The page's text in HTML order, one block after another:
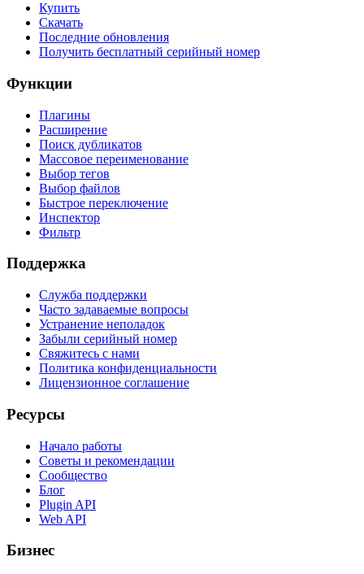
Купить
Скачать
Последние обновления
Получить бесплатный серийный номер
Функции
Плагины
Расширение
Поиск дубликатов
Массовое переименование
Выбор тегов
Выбор файлов
Быстрое переключение
Инспектор
Фильтр
Поддержка
Служба поддержки
Часто задаваемые вопросы
Устранение неполадок
Забыли серийный номер
Свяжитесь с нами
Политика конфиденциальности
Лицензионное соглашение
Ресурсы
Начало работы
Советы и рекомендации
Сообщество
Блог
Plugin API
Web API
Бизнес